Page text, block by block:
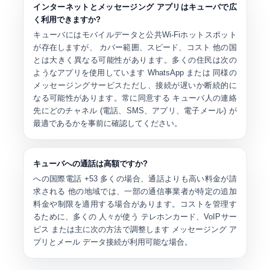
インターネットとメッセージング アプリはキューバで広
く利用できますか?
キューバにはモバイルデータと公共Wi-Fiホットスポット
が存在しますが、 カバー範囲、スピード、コスト 他の国
とは大きく異なる可能性があります。多くの住民は次の
ようなアプリを使用しています WhatsApp または 同様の
メッセージングサービス ただし、接続が遅いか断続的に
なる可能性があります。常に同意する キューバ人の連絡
先にどのチャネル (電話、SMS、アプリ、電子メール) が
最適であるかを事前に確認してください。
キューバへの通話は高額ですか?
への国際電話 +53多くの場合、通話よりも高い料金が請
求される 他の地域では、一部の通信事業者が特定の追加
料金や制限を適用する場合があります。コストを管理す
るために、多くの 人々が使う テレホンカード、​​VoIPサー
ビス または主に次の方法で調整します メッセージング ア
プリとメール データ接続が利用可能な場合。